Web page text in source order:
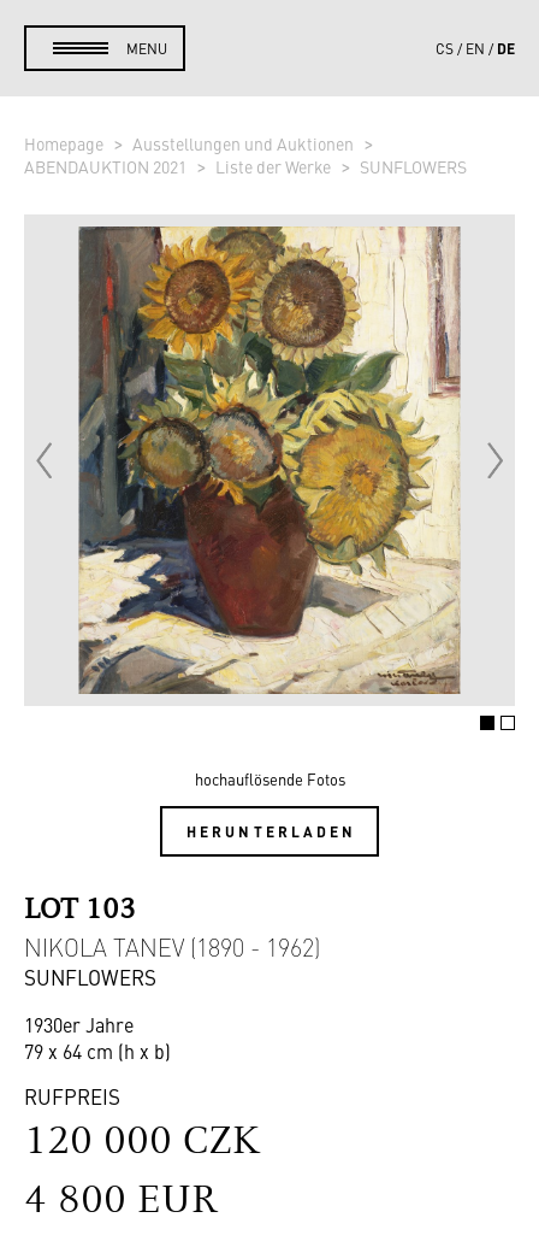
MENU CS EN DE
Homepage
Ausstellungen und Auktionen
ABENDAUKTION 2021
Liste der Werke SUNFLOWERS
hochauflösende Fotos
HERUNTERLADEN
LOT 103
NIKOLA TANEV (1890 - 1962)
SUNFLOWERS
1930er Jahre
79 x 64 cm (h x b)
RUFPREIS
120 000 CZK
4 800 EUR